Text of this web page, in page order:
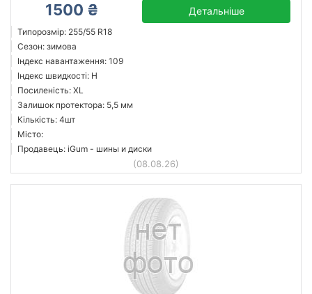
1500 ₴ Детальніше
Типорозмір: 255/55 R18
Сезон: зимова
Індекс навантаження: 109
Індекс швидкості: H
Посиленість: XL
Залишок протектора: 5,5 мм
Кількість: 4шт
Місто:
Продавець: iGum - шины и диски
(08.08.26)